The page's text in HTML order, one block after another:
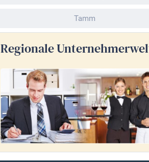
Tamm
Regionale